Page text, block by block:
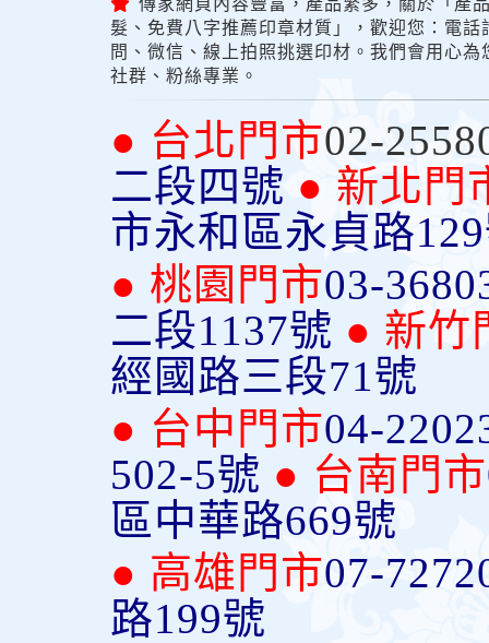
傳家網頁內容豐富，產品繁多，關於「產
髮、免費八字推薦印章材質」，歡迎您：電
問、微信、線上拍照挑選印材。我們會用心
社群、粉絲專業。
● 台北門市02-
二段四號 ● 新北門
市永和區永貞路
● 桃園門市03-
二段1137號 ● 新竹
經國路三段71號
● 台中門市04-
502-5號 ● 台南門市
區中華路669號
● 高雄門市07-
路199號